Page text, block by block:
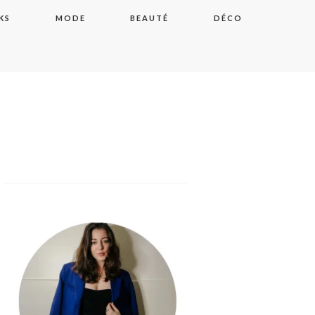
MODE BEAUTÉ DÉCO